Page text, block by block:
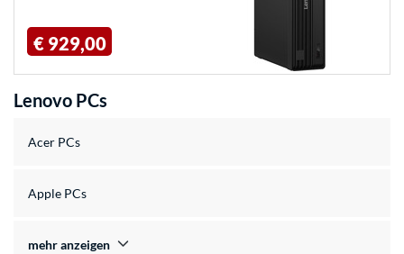
€ 929,00
Lenovo PCs
Acer PCs
Apple PCs
mehr anzeigen